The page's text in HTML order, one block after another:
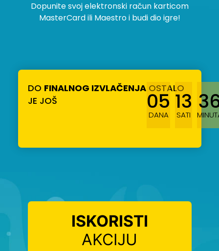
Dopunite svoj elektronski račun karticom
MasterCard ili Maestro i budi dio igre!
DO FINALNOG IZVLAČENJAOSTALO
JE JOŠ
05
DANA
13
SATI
ISKORISTI
AKCIJU